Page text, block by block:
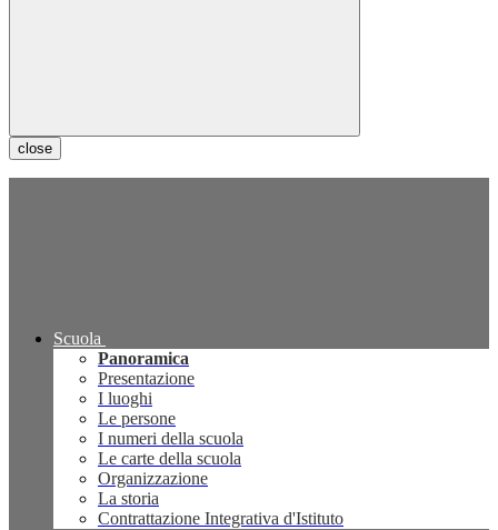
close
Scuola
Panoramica
Presentazione
I luoghi
Le persone
I numeri della scuola
Le carte della scuola
Organizzazione
La storia
Contrattazione Integrativa d'Istituto